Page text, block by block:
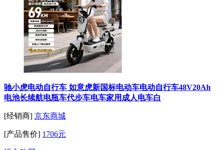
驰小虎电动自行车 如意虎新国标电动车电动自行车48V20Ah
电池长续航电瓶车代步车电车家用成人电车白
[经销商] 京东商城
[产品售价] 1706元